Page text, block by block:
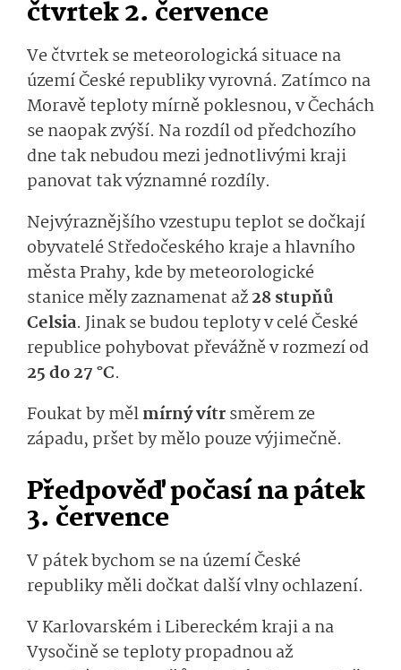
čtvrtek 2. července
Ve čtvrtek se meteorologická situace na
území České republiky vyrovná. Zatímco na
Moravě teploty mírně poklesnou, v Čechách
se naopak zvýší. Na rozdíl od předchozího
dne tak nebudou mezi jednotlivými kraji
panovat tak významné rozdíly.
Nejvýraznějšího vzestupu teplot se dočkají
obyvatelé Středočeského kraje a hlavního
města Prahy, kde by meteorologické
stanice měly zaznamenat až28 stupňů
Celsia. Jinak se budou teploty v celé České
republice pohybovat převážně v rozmezí od
25 do 27 °C.
Foukat by mělmírný vítrsměrem ze
západu, pršet by mělo pouze výjimečně.
Předpověď počasí na pátek
3. července
V pátek bychom se na území České
republiky měli dočkat další vlny ochlazení.
V Karlovarském i Libereckém kraji a na
Vysočině se teploty propadnou až